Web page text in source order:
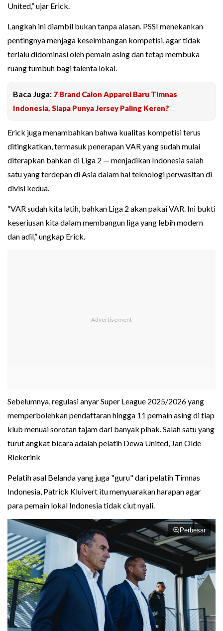
United,” ujar Erick.
Langkah ini diambil bukan tanpa alasan. PSSI menekankan
pentingnya menjaga keseimbangan kompetisi, agar tidak
terlalu didominasi oleh pemain asing dan tetap membuka
ruang tumbuh bagi talenta lokal.
Baca Juga: 7 Brand Calon Apparel Baru Timnas
Indonesia, Siapa Punya Jersey Paling Keren?
Erick juga menambahkan bahwa kualitas kompetisi terus
ditingkatkan, termasuk penerapan VAR yang sudah mulai
diterapkan bahkan di Liga 2 — menjadikan Indonesia salah
satu yang terdepan di Asia dalam hal teknologi perwasitan di
divisi kedua.
“VAR sudah kita latih, bahkan Liga 2 akan pakai VAR. Ini bukti
keseriusan kita dalam membangun liga yang lebih modern
dan adil,” ungkap Erick.
Sebelumnya, regulasi anyar Super League 2025/2026 yang
memperbolehkan pendaftaran hingga 11 pemain asing di tiap
klub menuai sorotan tajam dari banyak pihak. Salah satu yang
turut angkat bicara adalah pelatih Dewa United, Jan Olde
Riekerink
Pelatih asal Belanda yang juga "guru" dari pelatih Timnas
Indonesia, Patrick Kluivert itu menyuarakan harapan agar
para pemain lokal Indonesia tidak ciut nyali.
Perbesar